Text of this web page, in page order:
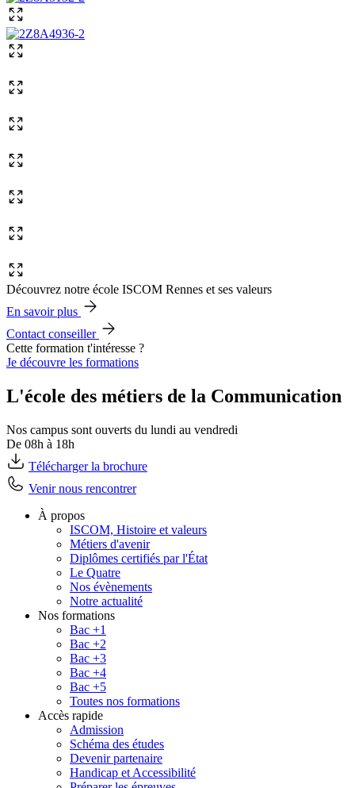
Découvrez notre école ISCOM Rennes et ses valeurs
En savoir plus
Contact conseiller
Cette formation t'intéresse ?
Je découvre les formations
L'école des métiers de la Communication
Nos campus sont ouverts du lundi au vendredi
De 08h à 18h
Télécharger la brochure
Venir nous rencontrer
À propos
ISCOM, Histoire et valeurs
Métiers d'avenir
Diplômes certifiés par l'État
Le Quatre
Nos évènements
Notre actualité
Nos formations
Bac +1
Bac +2
Bac +3
Bac +4
Bac +5
Toutes nos formations
Accès rapide
Admission
Schéma des études
Devenir partenaire
Handicap et Accessibilité